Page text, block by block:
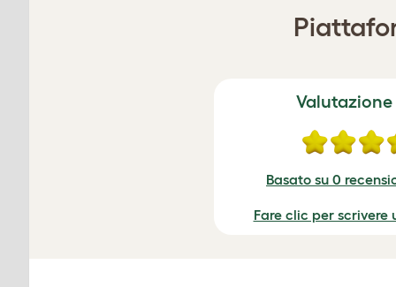
Basato su 0
Fare clic per scrivere